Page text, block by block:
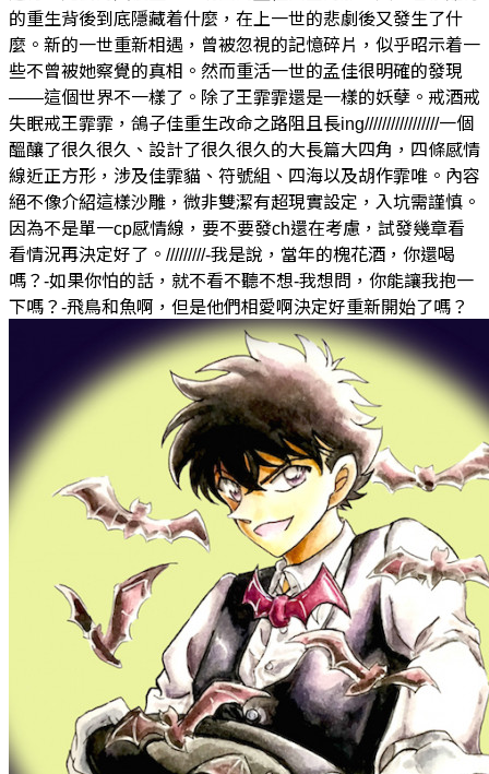
的重生背後到底隱藏着什麼，在上一世的悲劇後又發生了什
麼。新的一世重新相遇，曾被忽視的記憶碎片，似乎昭示着一
些不曾被她察覺的真相。然而重活一世的孟佳很明確的發現
——這個世界不一樣了。除了王霏霏還是一樣的妖孽。戒酒戒
失眠戒王霏霏，鴿子佳重生改命之路阻且長ing/////////////////一個
醞釀了很久很久、設計了很久很久的大長篇大四角，四條感情
線近正方形，涉及佳霏貓、符號組、四海以及胡作霏唯。內容
絕不像介紹這樣沙雕，微非雙潔有超現實設定，入坑需謹慎。
因為不是單一cp感情線，要不要發ch還在考慮，試發幾章看
看情況再決定好了。/////////-我是說，當年的槐花酒，你還喝
嗎？-如果你怕的話，就不看不聽不想-我想問，你能讓我抱一
下嗎？-飛鳥和魚啊，但是他們相愛啊決定好重新開始了嗎？